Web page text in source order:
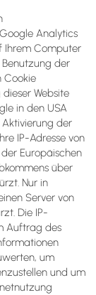
Analytics
Ihrem Computer
der
Cookie
Website
in den USA
der
IP-Adresse von
Europäischen
über
Nur in
Server von
Die IP-
Auftrag des
um
und um